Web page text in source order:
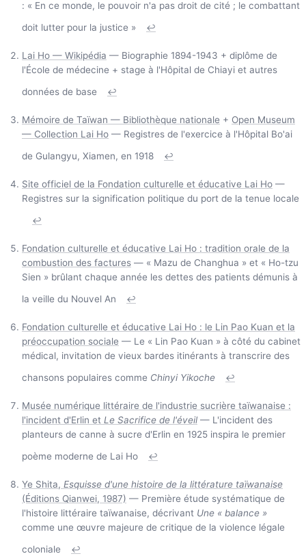
: « En ce monde, le pouvoir n'a pas droit de cité ; le combattant
doit lutter pour la justice »
↩
Lai Ho — Wikipédia — Biographie 1894-1943 + diplôme de
l'École de médecine + stage à l'Hôpital de Chiayi et autres
données de base
↩
Mémoire de Taïwan — Bibliothèque nationale + Open Museum
— Collection Lai Ho — Registres de l'exercice à l'Hôpital Bo'ai
de Gulangyu, Xiamen, en 1918
↩
Site officiel de la Fondation culturelle et éducative Lai Ho —
Registres sur la signification politique du port de la tenue locale
↩
Fondation culturelle et éducative Lai Ho : tradition orale de la
combustion des factures — « Mazu de Changhua » et « Ho-tzu
Sien » brûlant chaque année les dettes des patients démunis à
la veille du Nouvel An
↩
Fondation culturelle et éducative Lai Ho : le Lin Pao Kuan et la
préoccupation sociale — Le « Lin Pao Kuan » à côté du cabinet
médical, invitation de vieux bardes itinérants à transcrire des
chansons populaires comme Chinyi Yikoche ↩
Musée numérique littéraire de l'industrie sucrière taïwanaise :
l'incident d'Erlin et Le Sacrifice de l'éveil — L'incident des
planteurs de canne à sucre d'Erlin en 1925 inspira le premier
poème moderne de Lai Ho
↩
Ye Shita, Esquisse d'une histoire de la littérature taïwanaise
(Éditions Qianwei, 1987) — Première étude systématique de
l'histoire littéraire taïwanaise, décrivant Une « balance »
comme une œuvre majeure de critique de la violence légale
coloniale
↩